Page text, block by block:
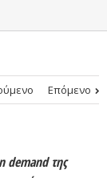
Επόμενο
demand της